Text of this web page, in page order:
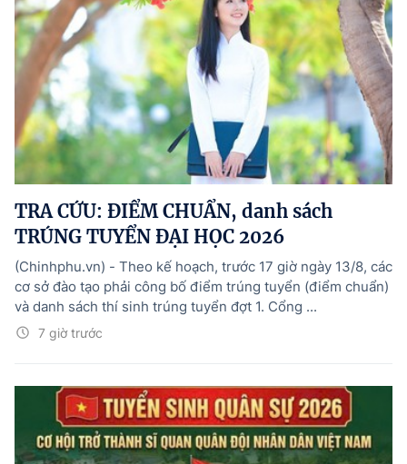
TRA CỨU: ĐIỂM CHUẨN, danh sách
TRÚNG TUYỂN ĐẠI HỌC 2026
7 giờ trước
(Chinhphu.vn) - Theo kế hoạch, trước 17 giờ ngày 13/8, các
cơ sở đào tạo phải công bố điểm trúng tuyển (điểm chuẩn)
và danh sách thí sinh trúng tuyển đợt 1. Cổng ...